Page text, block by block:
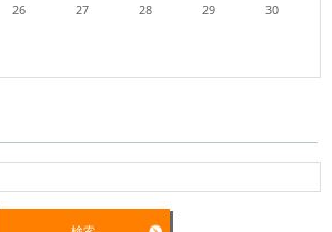
26 27 28 29
30